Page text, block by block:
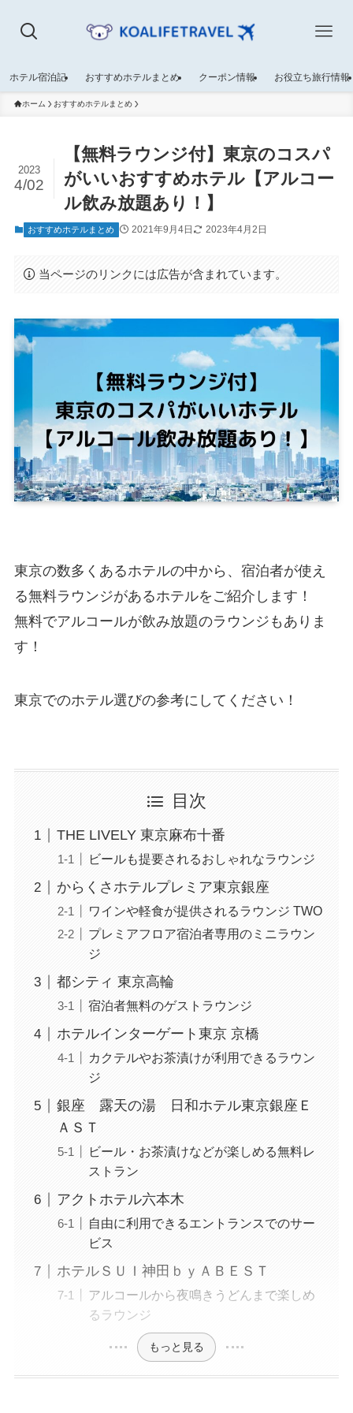
ホテル宿泊記 おすすめホテルまとめ クーポン情報 お役立ち旅行情報
ホーム おすすめホテルまとめ
【無料ラウンジ付】東京のコスパ
がいいおすすめホテル【アルコー
ル飲み放題あり！】
2023
4/02
おすすめホテルまとめ 2021年9月4日 2023年4月2日
当ページのリンクには広告が含まれています。
東京の数多くあるホテルの中から、宿泊者が使え
る無料ラウンジがあるホテルをご紹介します！
無料でアルコールが飲み放題のラウンジもありま
す！
東京でのホテル選びの参考にしてください！
目次
THE LIVELY 東京麻布十番
ビールも提要されるおしゃれなラウンジ
からくさホテルプレミア東京銀座
ワインや軽食が提供されるラウンジ TWO
プレミアフロア宿泊者専用のミニラウン
ジ
都シティ 東京高輪
宿泊者無料のゲストラウンジ
ホテルインターゲート東京 京橋
カクテルやお茶漬けが利用できるラウン
ジ
銀座 露天の湯 日和ホテル東京銀座Ｅ
ＡＳＴ
ビール・お茶漬けなどが楽しめる無料レ
ストラン
アクトホテル六本木
自由に利用できるエントランスでのサー
ビス
ホテルＳＵＩ神田ｂｙＡＢＥＳＴ
アルコールから夜鳴きうどんまで楽しめ
るラウンジ
もっと見る